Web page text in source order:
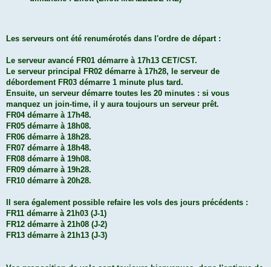
Les serveurs ont été renumérotés dans l'ordre de départ :
Le serveur avancé FR01 démarre à 17h13 CET/CST.
Le serveur principal FR02 démarre à 17h28, le serveur de
débordement FR03 démarre 1 minute plus tard.
Ensuite, un serveur démarre toutes les 20 minutes : si vous
manquez un join-time, il y aura toujours un serveur prêt.
FR04 démarre à 17h48.
FR05 démarre à 18h08.
FR06 démarre à 18h28.
FR07 démarre à 18h48.
FR08 démarre à 19h08.
FR09 démarre à 19h28.
FR10 démarre à 20h28.
Il sera également possible refaire les vols des jours précédents :
FR11 démarre à 21h03 (J-1)
FR12 démarre à 21h08 (J-2)
FR13 démarre à 21h13 (J-3)